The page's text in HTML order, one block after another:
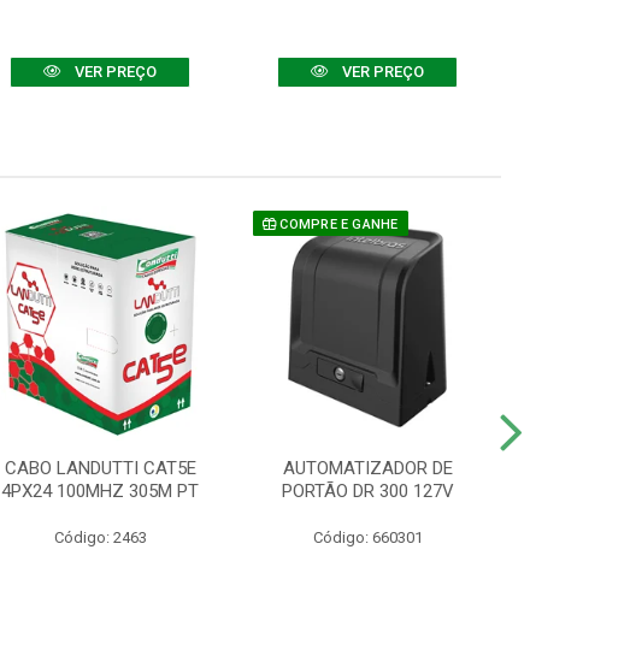
VER PREÇO VER PREÇO
CABO LANDUTTI CAT5E
4PX24 100MHZ 305M PT
Código: 2463
COMPRE E GANHE
AUTOMATIZADOR DE
PORTÃO DR 300 127V
Código: 660301